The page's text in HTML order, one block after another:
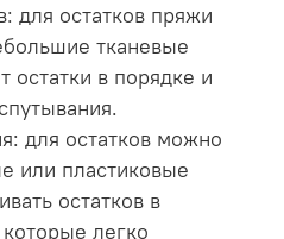
для остатков пряжи
тканевые
остатки в порядке и
для остатков можно
или пластиковые
остатков в
легко